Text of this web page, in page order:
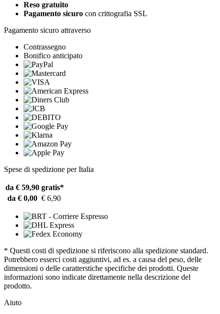
Reso gratuito
Pagamento sicuro con crittografia SSL
Pagamento sicuro attraverso
Contrassegno
Bonifico anticipato
Spese di spedizione per Italia
da € 59,90 gratis*
da € 0,00 € 6,90
* Questi costi di spedizione si riferiscono alla spedizione standard.
Potrebbero esserci costi aggiuntivi, ad es. a causa del peso, delle
dimensioni o delle caratterstiche specifiche dei prodotti. Queste
informazioni sono indicate direttamente nella descrizione del
prodotto.
Aiuto